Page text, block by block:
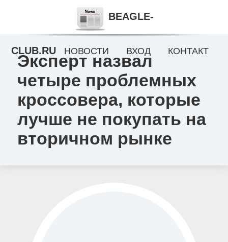
Эксперт назвал
четыре проблемных
кроссовера, которые
лучше не покупать на
вторичном рынке
BEAGLE-
CLUB.RU НОВОСТИ ВХОД КОНТАКТ